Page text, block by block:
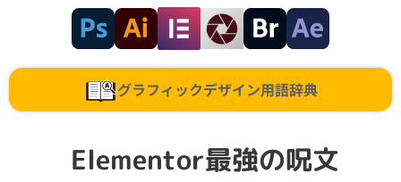
グラフィックデザイン用語辞典
Elementor最強の呪文